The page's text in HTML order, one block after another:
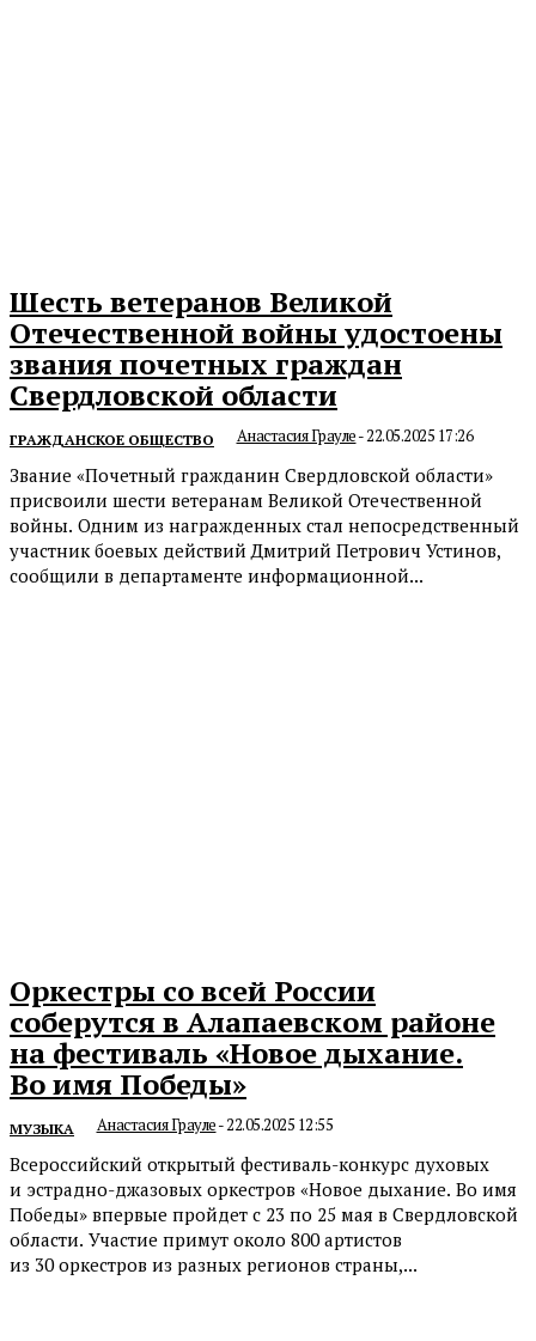
Шесть ветеранов Великой
Отечественной войны удостоены
звания почетных граждан
Свердловской области
ГРАЖДАНСКОЕ ОБЩЕСТВО Анастасия Грауле-22.05.2025 17:26
Звание «Почетный гражданин Свердловской области»
присвоили шести ветеранам Великой Отечественной
войны. Одним из награжденных стал непосредственный
участник боевых действий Дмитрий Петрович Устинов,
сообщили в департаменте информационной...
Оркестры со всей России
соберутся в Алапаевском районе
на фестиваль «Новое дыхание.
Во имя Победы»
МУЗЫКА Анастасия Грауле-22.05.2025 12:55
Всероссийский открытый фестиваль-конкурс духовых
и эстрадно-джазовых оркестров «Новое дыхание. Во имя
Победы» впервые пройдет с 23 по 25 мая в Свердловской
области. Участие примут около 800 артистов
из 30 оркестров из разных регионов страны,...